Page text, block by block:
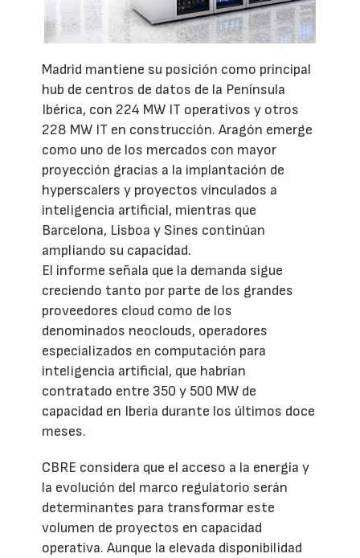
Madrid mantiene su posición como principal
hub de centros de datos de la Península
Ibérica, con 224 MW IT operativos y otros
228 MW IT en construcción. Aragón emerge
como uno de los mercados con mayor
proyección gracias a la implantación de
hyperscalers y proyectos vinculados a
inteligencia artificial, mientras que
Barcelona, Lisboa y Sines continúan
ampliando su capacidad.
El informe señala que la demanda sigue
creciendo tanto por parte de los grandes
proveedores cloud como de los
denominados neoclouds, operadores
especializados en computación para
inteligencia artificial, que habrían
contratado entre 350 y 500 MW de
capacidad en Iberia durante los últimos doce
meses.
CBRE considera que el acceso a la energía y
la evolución del marco regulatorio serán
determinantes para transformar este
volumen de proyectos en capacidad
operativa. Aunque la elevada disponibilidad